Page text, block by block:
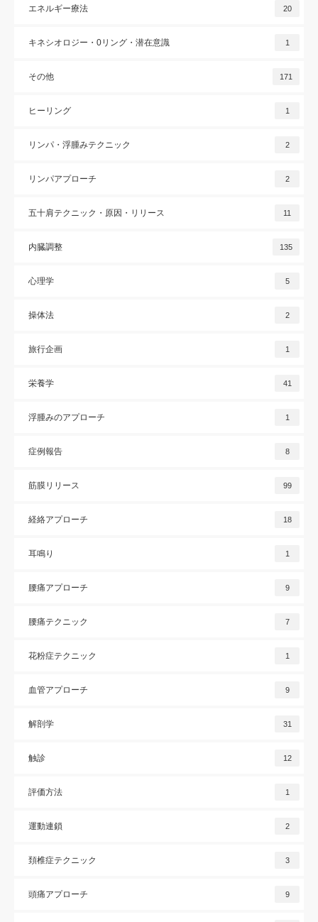
エネルギー療法 20
キネシオロジー・0リング・潜在意識 1
その他 171
ヒーリング 1
リンパ・浮腫みテクニック 2
リンパアプローチ 2
五十肩テクニック・原因・リリース 11
内臓調整 135
心理学 5
操体法 2
旅行企画 1
栄養学 41
浮腫みのアプローチ 1
症例報告 8
筋膜リリース 99
経絡アプローチ 18
耳鳴り 1
腰痛アプローチ 9
腰痛テクニック 7
花粉症テクニック 1
血管アプローチ 9
解剖学 31
触診 12
評価方法 1
運動連鎖 2
頚椎症テクニック 3
頭痛アプローチ 9